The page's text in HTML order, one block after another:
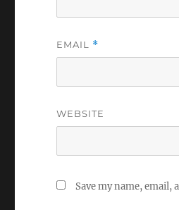
EMAIL *
WEBSITE
Save my name,